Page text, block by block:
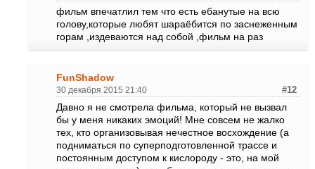
фильм впечатлил тем что есть ебанутые на всю
голову,которые любят шараёбится по заснеженным
горам ,издеваются над собой ,фильм на раз
FunShadow
30 декабря 2015 21:40 #12
Давно я не смотрела фильма, который не вызвал
бы у меня никаких эмоций! Мне совсем не жалко
тех, кто организовывая нечестное восхождение (а
подниматься по суперподготовленной трассе и
постоянным доступом к кислороду - это, на мой